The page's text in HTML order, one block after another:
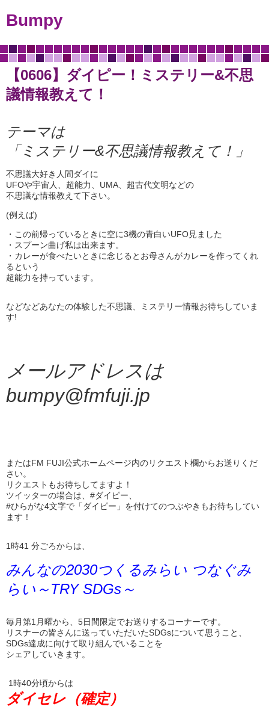
Bumpy
【0606】ダイピー！ミステリー&不思
議情報教えて！
テーマは
「ミステリー&不思議情報教えて！」
不思議大好き人間ダイに
UFOや宇宙人、超能力、UMA、超古代文明などの
不思議な情報教えて下さい。
(例えば)
・この前帰っているときに空に3機の青白いUFO見ました
・スプーン曲げ私は出来ます。
・カレーが食べたいときに念じるとお母さんがカレーを作ってくれ
るという
超能力を持っています。
などなどあなたの体験した不思議、ミステリー情報お待ちしていま
す!
メールアドレスは
bumpy@fmfuji.jp
またはFM FUJI公式ホームページ内のリクエスト欄からお送りくだ
さい。
リクエストもお待ちしてますよ！
ツイッターの場合は、#ダイピー、
#ひらがな4文字で「ダイピー」を付けてのつぶやきもお待ちしてい
ます！
1時41 分ごろからは、
みんなの2030つくるみらい つなぐみ
らい～TRY SDGs～
毎月第1月曜から、5日間限定でお送りするコーナーです。
リスナーの皆さんに送っていただいたSDGsについて思うこと、
SDGs達成に向けて取り組んでいることを
シェアしていきます。
1時40分頃からは
ダイセレ（確定）